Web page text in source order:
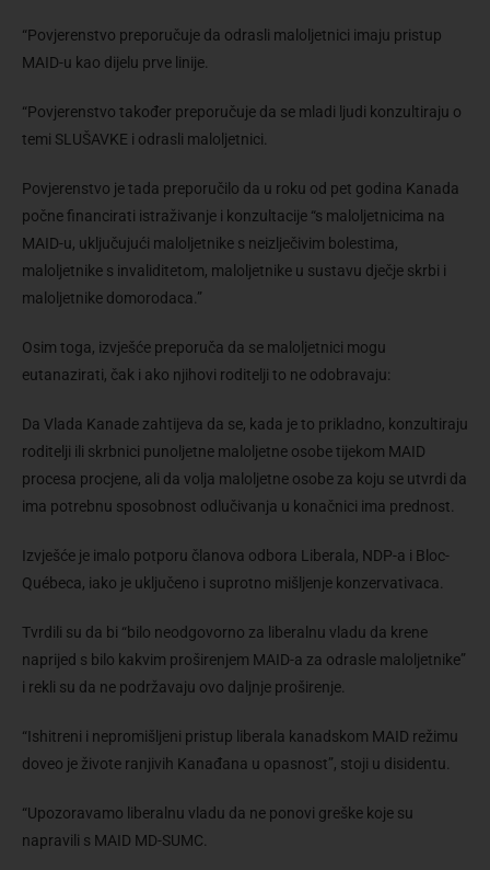
“Povjerenstvo preporučuje da odrasli maloljetnici imaju pristup
MAID-u kao dijelu prve linije.
“Povjerenstvo također preporučuje da se mladi ljudi konzultiraju o
temi SLUŠAVKE i odrasli maloljetnici.
Povjerenstvo je tada preporučilo da u roku od pet godina Kanada
počne financirati istraživanje i konzultacije “s maloljetnicima na
MAID-u, uključujući maloljetnike s neizlječivim bolestima,
maloljetnike s invaliditetom, maloljetnike u sustavu dječje skrbi i
maloljetnike domorodaca.”
Osim toga, izvješće preporuča da se maloljetnici mogu
eutanazirati, čak i ako njihovi roditelji to ne odobravaju:
Da Vlada Kanade zahtijeva da se, kada je to prikladno, konzultiraju
roditelji ili skrbnici punoljetne maloljetne osobe tijekom MAID
procesa procjene, ali da volja maloljetne osobe za koju se utvrdi da
ima potrebnu sposobnost odlučivanja u konačnici ima prednost.
Izvješće je imalo potporu članova odbora Liberala, NDP-a i Bloc-
Québeca, iako je uključeno i suprotno mišljenje konzervativaca.
Tvrdili su da bi “bilo neodgovorno za liberalnu vladu da krene
naprijed s bilo kakvim proširenjem MAID-a za odrasle maloljetnike”
i rekli su da ne podržavaju ovo daljnje proširenje.
“Ishitreni i nepromišljeni pristup liberala kanadskom MAID režimu
doveo je živote ranjivih Kanađana u opasnost”, stoji u disidentu.
“Upozoravamo liberalnu vladu da ne ponovi greške koje su
napravili s MAID MD-SUMC.